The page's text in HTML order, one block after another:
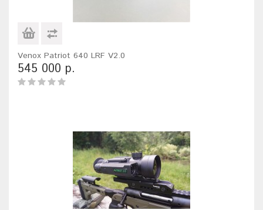
Venox Patriot 640 LRF V2.0
545 000 р.